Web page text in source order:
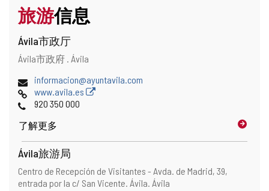
旅游信息
Ávila市政厅
地
邮
地
址
Ávila市政府 . Ávila
电
子
邮
地
址
informacion@ayuntavila.com
网
页
www.avila.es
电
920 350 000
了解更多
Ávila旅游局
地
址
邮
寄
Centro de Recepción de Visitantes - Avda. de Madrid, 39,
entrada por la c/ San Vicente. Ávila. Ávila